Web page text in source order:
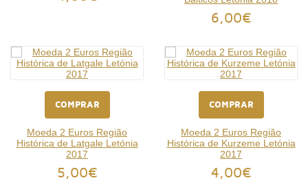
6,00€
COMPRAR
Moeda 2 Euros Região
Histórica de Latgale Letónia
2017
5,00€
COMPRAR
Moeda 2 Euros Região
Histórica de Kurzeme Letónia
2017
4,00€